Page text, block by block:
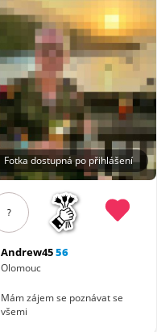
Fotka dostupná po přihlášení
?
Andrew4556
Olomouc
Mám zájem se poznávat se
všemi